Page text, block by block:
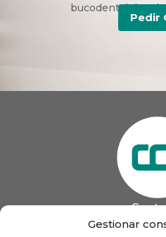
Gestionar
bucodental
Pedir